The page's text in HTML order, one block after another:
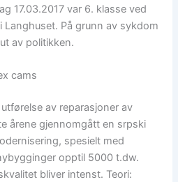
17.03.2017 var 6. klasse ved
Langhuset. På grunn av sykdom
av politikken.
cams
av reparasjoner av
årene gjennomgått en srpski
spesielt med
opptil 5000 t.dw.
bliver intenst. Teori: